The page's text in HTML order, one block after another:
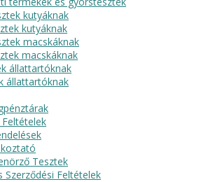
kutyáknak
kutyáknak
macskáknak
macskáknak
állattartóknak
állattartóknak
Tesztek
Szerződési Feltételek